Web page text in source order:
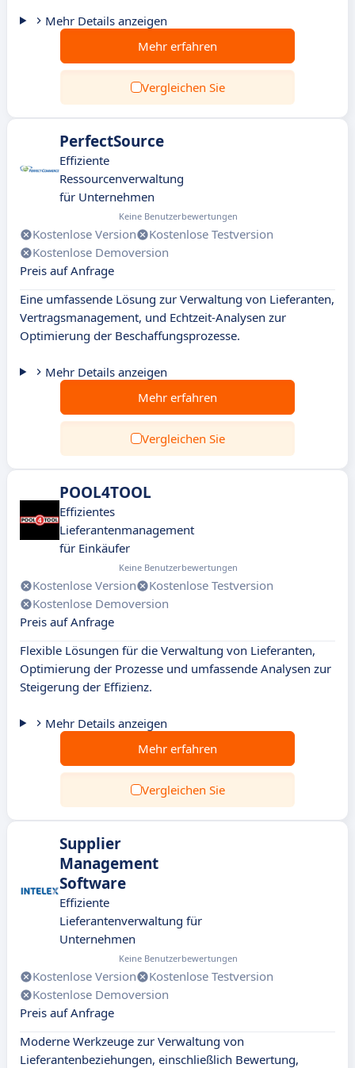
Mehr Details anzeigen
Mehr erfahren
Vergleichen Sie
PerfectSource
Effiziente
Ressourcenverwaltung
für Unternehmen
Keine Benutzerbewertungen
Kostenlose Version
Kostenlose Testversion
Kostenlose Demoversion
Preis auf Anfrage
Eine umfassende Lösung zur Verwaltung von Lieferanten,
Vertragsmanagement, und Echtzeit-Analysen zur
Optimierung der Beschaffungsprozesse.
Mehr Details anzeigen
Mehr erfahren
Vergleichen Sie
POOL4TOOL
Effizientes
Lieferantenmanagement
für Einkäufer
Keine Benutzerbewertungen
Kostenlose Version
Kostenlose Testversion
Kostenlose Demoversion
Preis auf Anfrage
Flexible Lösungen für die Verwaltung von Lieferanten,
Optimierung der Prozesse und umfassende Analysen zur
Steigerung der Effizienz.
Mehr Details anzeigen
Mehr erfahren
Vergleichen Sie
Supplier
Management
Software
Effiziente
Lieferantenverwaltung für
Unternehmen
Keine Benutzerbewertungen
Kostenlose Version
Kostenlose Testversion
Kostenlose Demoversion
Preis auf Anfrage
Moderne Werkzeuge zur Verwaltung von
Lieferantenbeziehungen, einschließlich Bewertung,